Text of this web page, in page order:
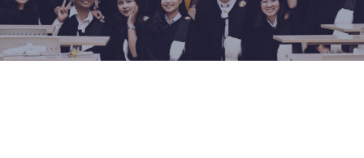
โท-
เอก
คณาจารย์